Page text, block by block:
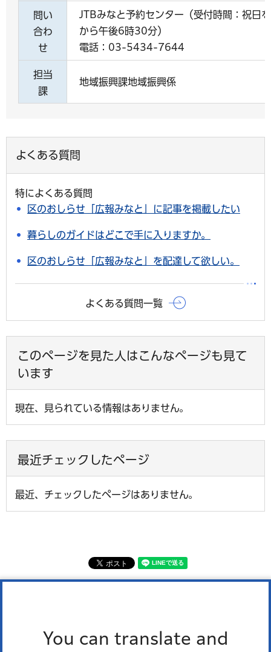
You can translate and
問い
合わ
せ
JTBみなと予約センター（受付時間：祝日
から午後6時30分）
電話：03-5434-7644
担当
課
地域振興課地域振興係
よくある質問
特によくある質問
区のおしらせ「広報みなと」に記事を掲載したい
暮らしのガイドはどこで手に入りますか。
区のおしらせ「広報みなと」を配達して欲しい。
よくある質問一覧
このページを見た人はこんなページも見て
います
現在、見られている情報はありません。
最近チェックしたページ
最近、チェックしたページはありません。
広報みなと2025年2月1日号 あなたの一歩で、